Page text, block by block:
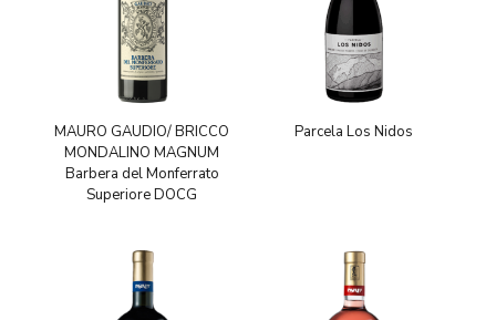
MAURO GAUDIO/ BRICCO
MONDALINO MAGNUM
Barbera del Monferrato
Superiore DOCG
Parcela Los Nidos